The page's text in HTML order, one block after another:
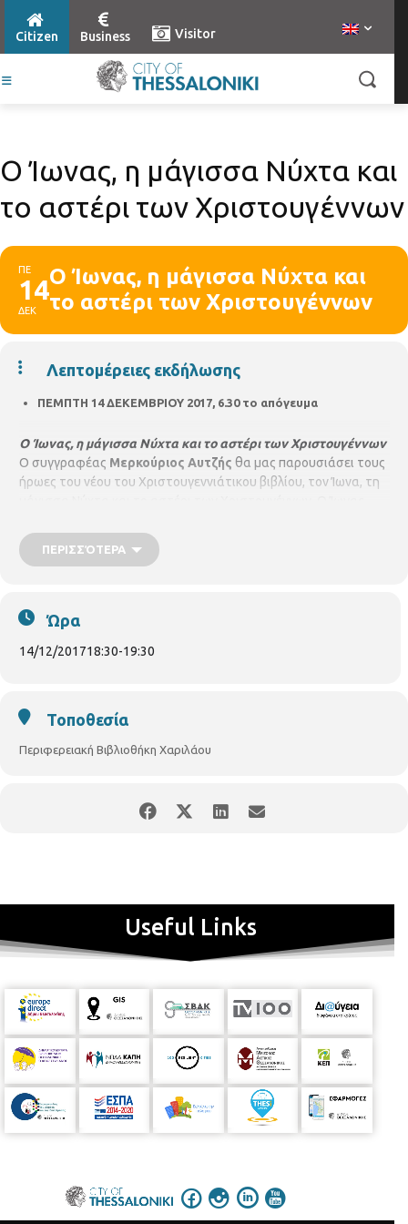
Citizen Business Visitor
Ο Ίωνας, η μάγισσα Νύχτα και
το αστέρι των Χριστουγέννων
ΠΕ
14
ΔΕΚ
Ο Ίωνας, η μάγισσα Νύχτα και
το αστέρι των Χριστουγέννων
Λεπτομέρειες εκδήλωσης
ΠΕΜΠΤΗ 14 ΔΕΚΕΜΒΡΙΟΥ 2017, 6.30 το απόγευμα
Ο Ίωνας, η μάγισσα Νύχτα και το αστέρι των Χριστουγέννων
Ο συγγραφέας Μερκούριος Αυτζής θα μας παρουσιάσει τους
ήρωες του νέου του Χριστουγεννιάτικου βιβλίου, τον Ίωνα, τη
δρόμο για τα Χριστούγεννα. Θα ζήσει απίθανες περιπέτειες και
θα γευτεί τα θαυμαστά της Νύχτας... Σε συνεργασία με τις
ΠΕΡΙΣΣΌΤΕΡΑ
Ώρα
14/12/201718:30-19:30
Τοποθεσία
Περιφερειακή Βιβλιοθήκη Χαριλάου
Useful Links